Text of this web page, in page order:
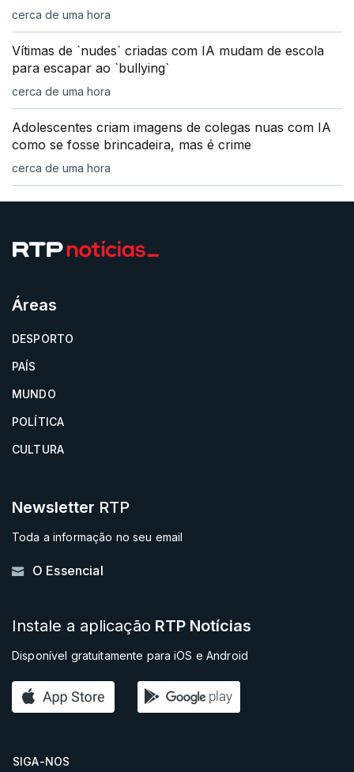
cerca de uma hora
Vítimas de `nudes` criadas com IA mudam de escola
para escapar ao `bullying`
cerca de uma hora
Adolescentes criam imagens de colegas nuas com IA
como se fosse brincadeira, mas é crime
cerca de uma hora
Áreas
DESPORTO
PAÍS
MUNDO
POLÍTICA
CULTURA
Newsletter RTP
Toda a informação no seu email
O Essencial
Instale a aplicação RTP Notícias
Disponível gratuitamente para iOS e Android
SIGA-NOS